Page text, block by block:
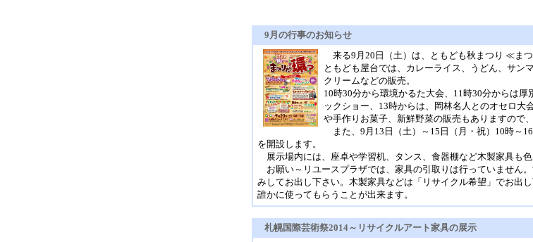
9月の行事のお知らせ
来る9月20日（土）は、ともども秋まつり ≪ま
ともども屋台では、カレーライス、うどん、サン
クリームなどの販売。
10時30分から環境かるた大会、11時30分からは
ックショー、13時からは、岡林名人とのオセロ大
や手作りお菓子、新鮮野菜の販売もありますので
また、9月13日（土）～15日（月・祝）10時～
を開設します。
展示場内には、座卓や学習机、タンス、食器棚など木製家具も色
お願い～リユースプラザでは、家具の引取りは行っていません
みしてお出し下さい。木製家具などは「リサイクル希望」でお出
誰かに使ってもらうことが出来ます。
札幌国際芸術祭2014～リサイクルアート家具の展示